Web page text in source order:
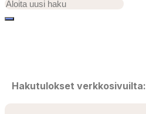
Hakutulokset verkkosivuilta: